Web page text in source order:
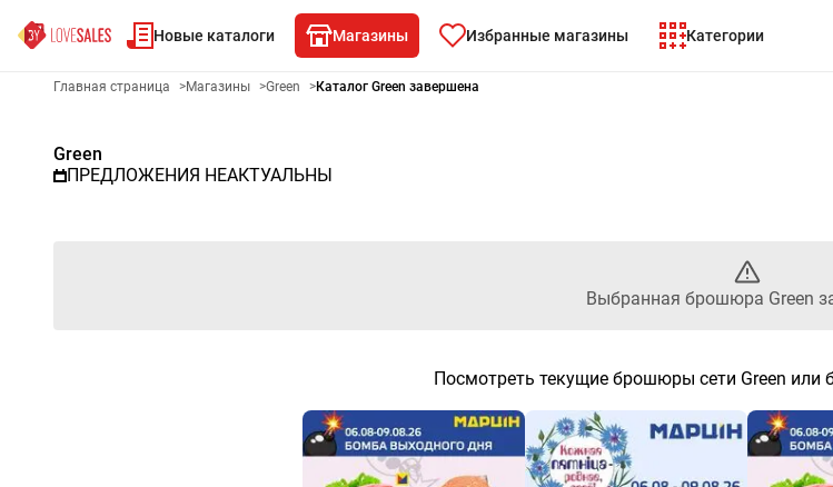
Новые каталоги Магазины Избранные магазины Категории
Рекламный листовой Green - Выбранный
Главная страница >Магазины >Green >Каталог Green завершена
Green
ПРЕДЛОЖЕНИЯ НЕАКТУАЛЬНЫ
Выбранная брошюра Green
Посмотреть текущие брошюры сети Green или